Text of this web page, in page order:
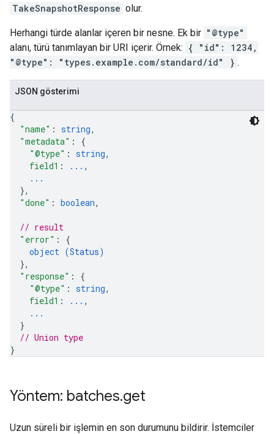
TakeSnapshotResponse olur.
Herhangi türde alanlar içeren bir nesne. Ek bir "@type"
alanı, türü tanımlayan bir URI içerir. Örnek: { "id": 1234,
"@type": "types.example.com/standard/id" } .
JSON gösterimi
{
"name" : string,
"metadata" : {
"@type" : string,
field1 : ... ,
...
},
"done" : boolean,
// result
"error" : {
object (Status)
},
"response" : {
"@type" : string,
field1 : ... ,
...
}
// Union type
}
Yöntem: batches.get
Uzun süreli bir işlemin en son durumunu bildirir. İstemciler